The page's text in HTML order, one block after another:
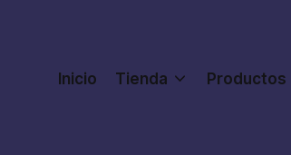
Inicio Tienda Productos